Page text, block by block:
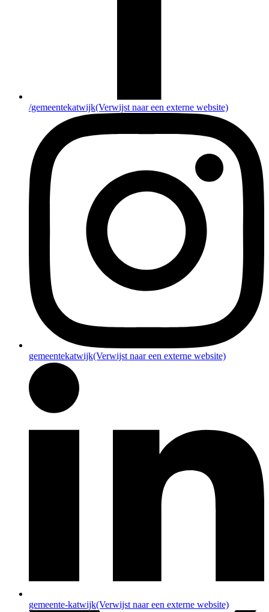
/gemeentekatwijk(Verwijst naar een externe website)
gemeentekatwijk(Verwijst naar een externe website)
gemeente-katwijk(Verwijst naar een externe website)